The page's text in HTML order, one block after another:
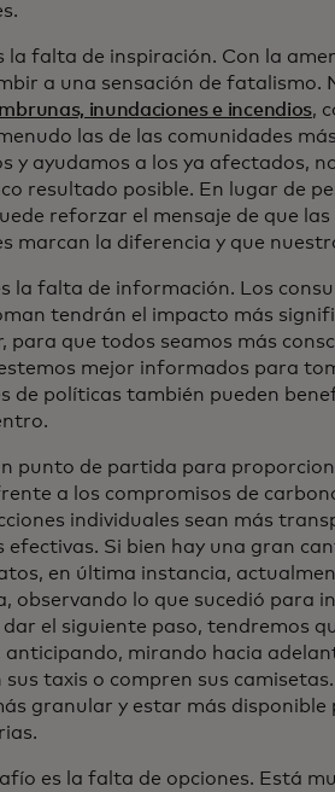
la falta de inspiración. Con la
a una sensación de fatalismo.
inundaciones e incendios,
las de las comunidades
y ayudamos a los ya afectados,
resultado posible. En lugar de
reforzar el mensaje de que
marcan la diferencia y que
la falta de información. Los
tendrán el impacto más
para que todos seamos más
mejor informados para
de políticas también pueden
punto de partida para
a los compromisos de
individuales sean más
efectivas. Si bien hay una gran
en última instancia,
observando lo que sucedió para
el siguiente paso, tendremos
mirando hacia
sus taxis o compren sus
granular y estar más
es la falta de opciones. Está